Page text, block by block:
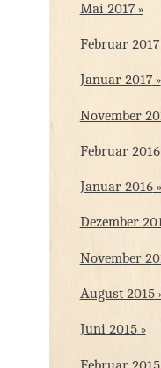
Mai 2017
Februar 2017
Januar 2017
November
Februar 2016
Januar 2016
Dezember
November
August 2015
Juni 2015